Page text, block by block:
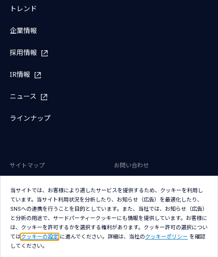
トレンド
企業情報
採用情報
IR情報
ニュース
ラインナップ
サイトマップ
お問い合わせ
アクセシビリティポリシー
クッキー（Cookie）ポリシー
クッキー（Cookie）プリファレン
ス
当サイトでは、お客様により適したサービスを提供するため、クッキーを利用し
ています。当サイト利用状況を分析したり、お知らせ（広告）を最適化したり、
SNSへの連携を行うことを目的としています。また、当社では、お知らせ（広告）
と分析の用途で、サードパーティークッキーにも情報を提供しています。お客様に
は、クッキーを許可するかを選択する権利があります。クッキー許可の選択につい
ては クッキーの設定 に進んでください。詳細は、当社のクッキーポリシー を確認
してください。